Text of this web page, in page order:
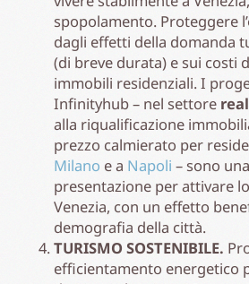
spopolamento. Proteggere
dagli effetti della domanda
(di breve durata) e sui costi
immobili residenziali. I
Infinityhub – nel settore
alla riqualificazione
prezzo calmierato per
Milano e a Napoli – sono
presentazione per attivare
Venezia, con un effetto
demografia della città.
TURISMO SOSTENIBILE.
efficientamento energetico